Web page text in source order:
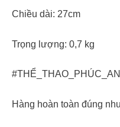
Chiều dài: 27cm
Trọng lượng: 0,7 kg
Hàng hoàn toàn đúng